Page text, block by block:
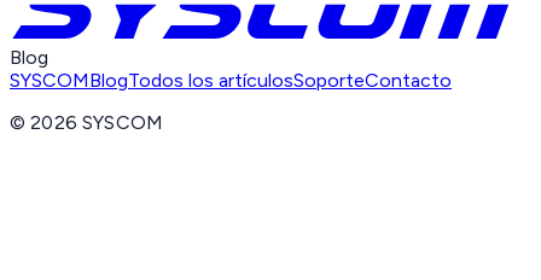
Blog
SYSCOMBlogTodos los artículosSoporteContacto
©2026 SYSCOM